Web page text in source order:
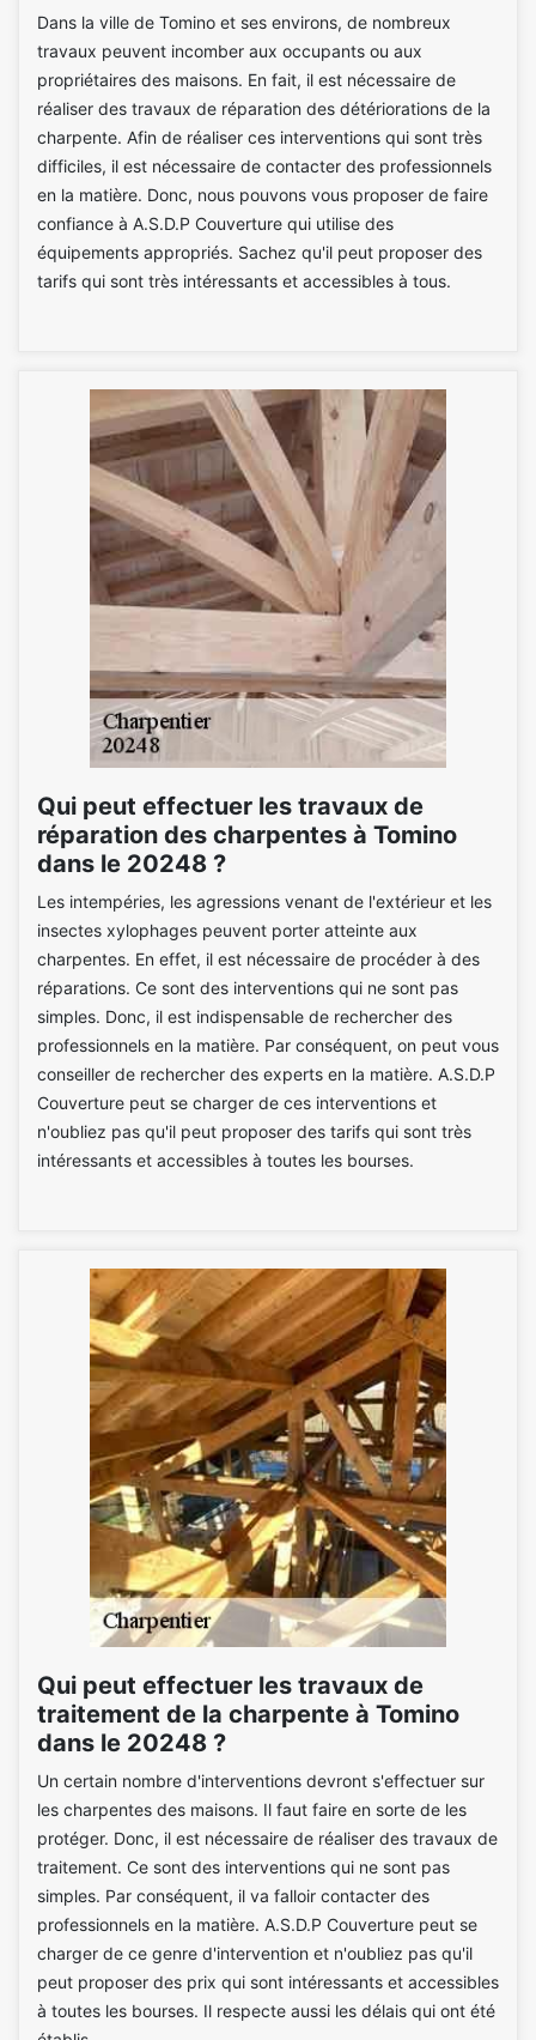
Dans la ville de Tomino et ses environs, de nombreux
travaux peuvent incomber aux occupants ou aux
propriétaires des maisons. En fait, il est nécessaire de
réaliser des travaux de réparation des détériorations de la
charpente. Afin de réaliser ces interventions qui sont très
difficiles, il est nécessaire de contacter des professionnels
en la matière. Donc, nous pouvons vous proposer de faire
confiance à A.S.D.P Couverture qui utilise des
équipements appropriés. Sachez qu'il peut proposer des
tarifs qui sont très intéressants et accessibles à tous.
Qui peut effectuer les travaux de
réparation des charpentes à Tomino
dans le 20248 ?
Les intempéries, les agressions venant de l'extérieur et les
insectes xylophages peuvent porter atteinte aux
charpentes. En effet, il est nécessaire de procéder à des
réparations. Ce sont des interventions qui ne sont pas
simples. Donc, il est indispensable de rechercher des
professionnels en la matière. Par conséquent, on peut vous
conseiller de rechercher des experts en la matière. A.S.D.P
Couverture peut se charger de ces interventions et
n'oubliez pas qu'il peut proposer des tarifs qui sont très
intéressants et accessibles à toutes les bourses.
Qui peut effectuer les travaux de
traitement de la charpente à Tomino
dans le 20248 ?
Un certain nombre d'interventions devront s'effectuer sur
les charpentes des maisons. Il faut faire en sorte de les
protéger. Donc, il est nécessaire de réaliser des travaux de
traitement. Ce sont des interventions qui ne sont pas
simples. Par conséquent, il va falloir contacter des
professionnels en la matière. A.S.D.P Couverture peut se
charger de ce genre d'intervention et n'oubliez pas qu'il
peut proposer des prix qui sont intéressants et accessibles
à toutes les bourses. Il respecte aussi les délais qui ont été